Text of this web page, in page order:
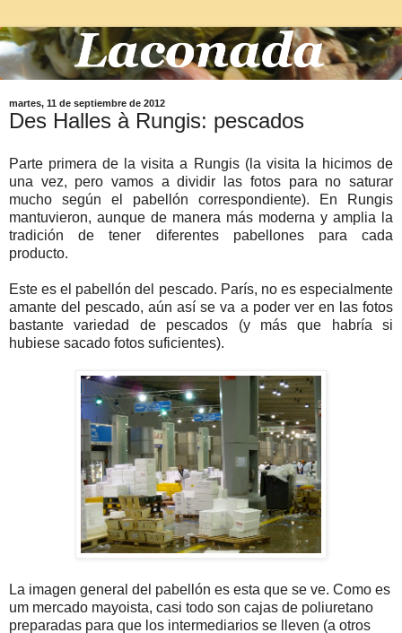
martes, 11 de septiembre de 2012
Des Halles à Rungis: pescados
Parte primera de la visita a Rungis (la visita la hicimos de
una vez, pero vamos a dividir las fotos para no saturar
mucho según el pabellón correspondiente). En Rungis
mantuvieron, aunque de manera más moderna y amplia la
tradición de tener diferentes pabellones para cada
producto.
Este es el pabellón del pescado. París, no es especialmente
amante del pescado, aún así se va a poder ver en las fotos
bastante variedad de pescados (y más que habría si
hubiese sacado fotos suficientes).
La imagen general del pabellón es esta que se ve. Como es
um mercado mayoista, casi todo son cajas de poliuretano
preparadas para que los intermediarios se lleven (a otros